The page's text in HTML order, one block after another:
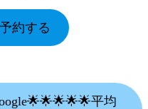
約する
平均